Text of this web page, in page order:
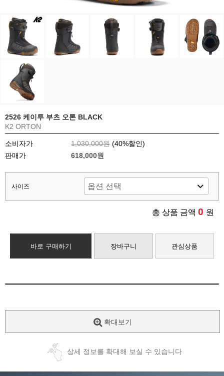
2526 케이투 부츠 오톤 BLACK
K2 ORTON
소비자가 1,030,000원 (40%할인)
판매가
618,000원
사이즈
총 상품 금액 0 원
바로 구매하기 장바구니 관심상품
확대보기
상세 정보를 확대해 보실 수 있습니다